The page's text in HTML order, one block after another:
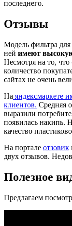
последнего.
Отзывы
Модель фильтра
ней имеют высокую
Несмотря на то, что
количество
сайтах не очень
На яндексмаркете
клиентов. Средняя
выразили
появилась накипь.
качество
На портале отзовик
двух отзывов.
Полезное
Предлагаем